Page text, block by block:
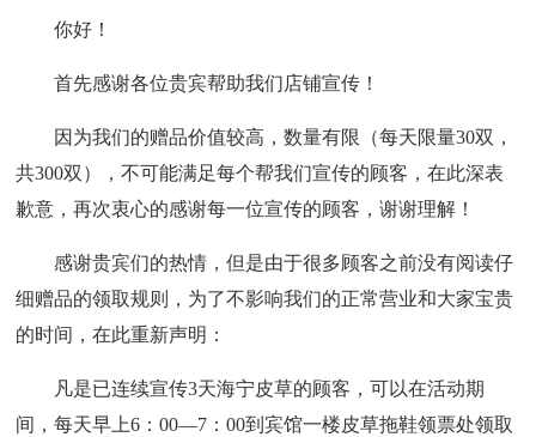
你好！
首先感谢各位贵宾帮助我们店铺宣传！
因为我们的赠品价值较高，数量有限（每天限量30双，
共300双），不可能满足每个帮我们宣传的顾客，在此深表
歉意，再次衷心的感谢每一位宣传的顾客，谢谢理解！
感谢贵宾们的热情，但是由于很多顾客之前没有阅读仔
细赠品的领取规则，为了不影响我们的正常营业和大家宝贵
的时间，在此重新声明：
凡是已连续宣传3天海宁皮草的顾客，可以在活动期
间，每天早上6：00—7：00到宾馆一楼皮草拖鞋领票处领取